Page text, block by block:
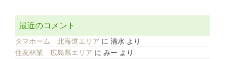
最近のコメント
タマホーム 北海道エリア に 清水 より
住友林業 広島県エリア に みー より